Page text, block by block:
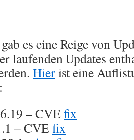
es eine Reige von
laufenden Updates
Hierist eine
– CVE fix
– CVE fix